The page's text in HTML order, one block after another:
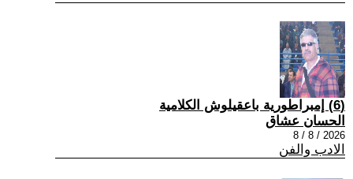
(6) إمبراطورية باعقيلوش الكلامية
الحسان عشاق
2026 / 8 / 8
الادب والفن